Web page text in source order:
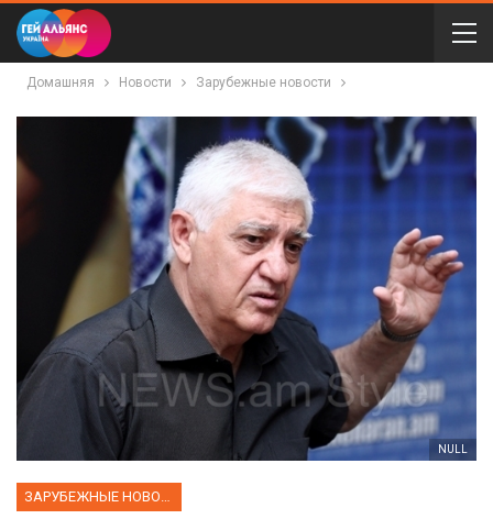
Домашняя Новости Зарубежные новости
NULL